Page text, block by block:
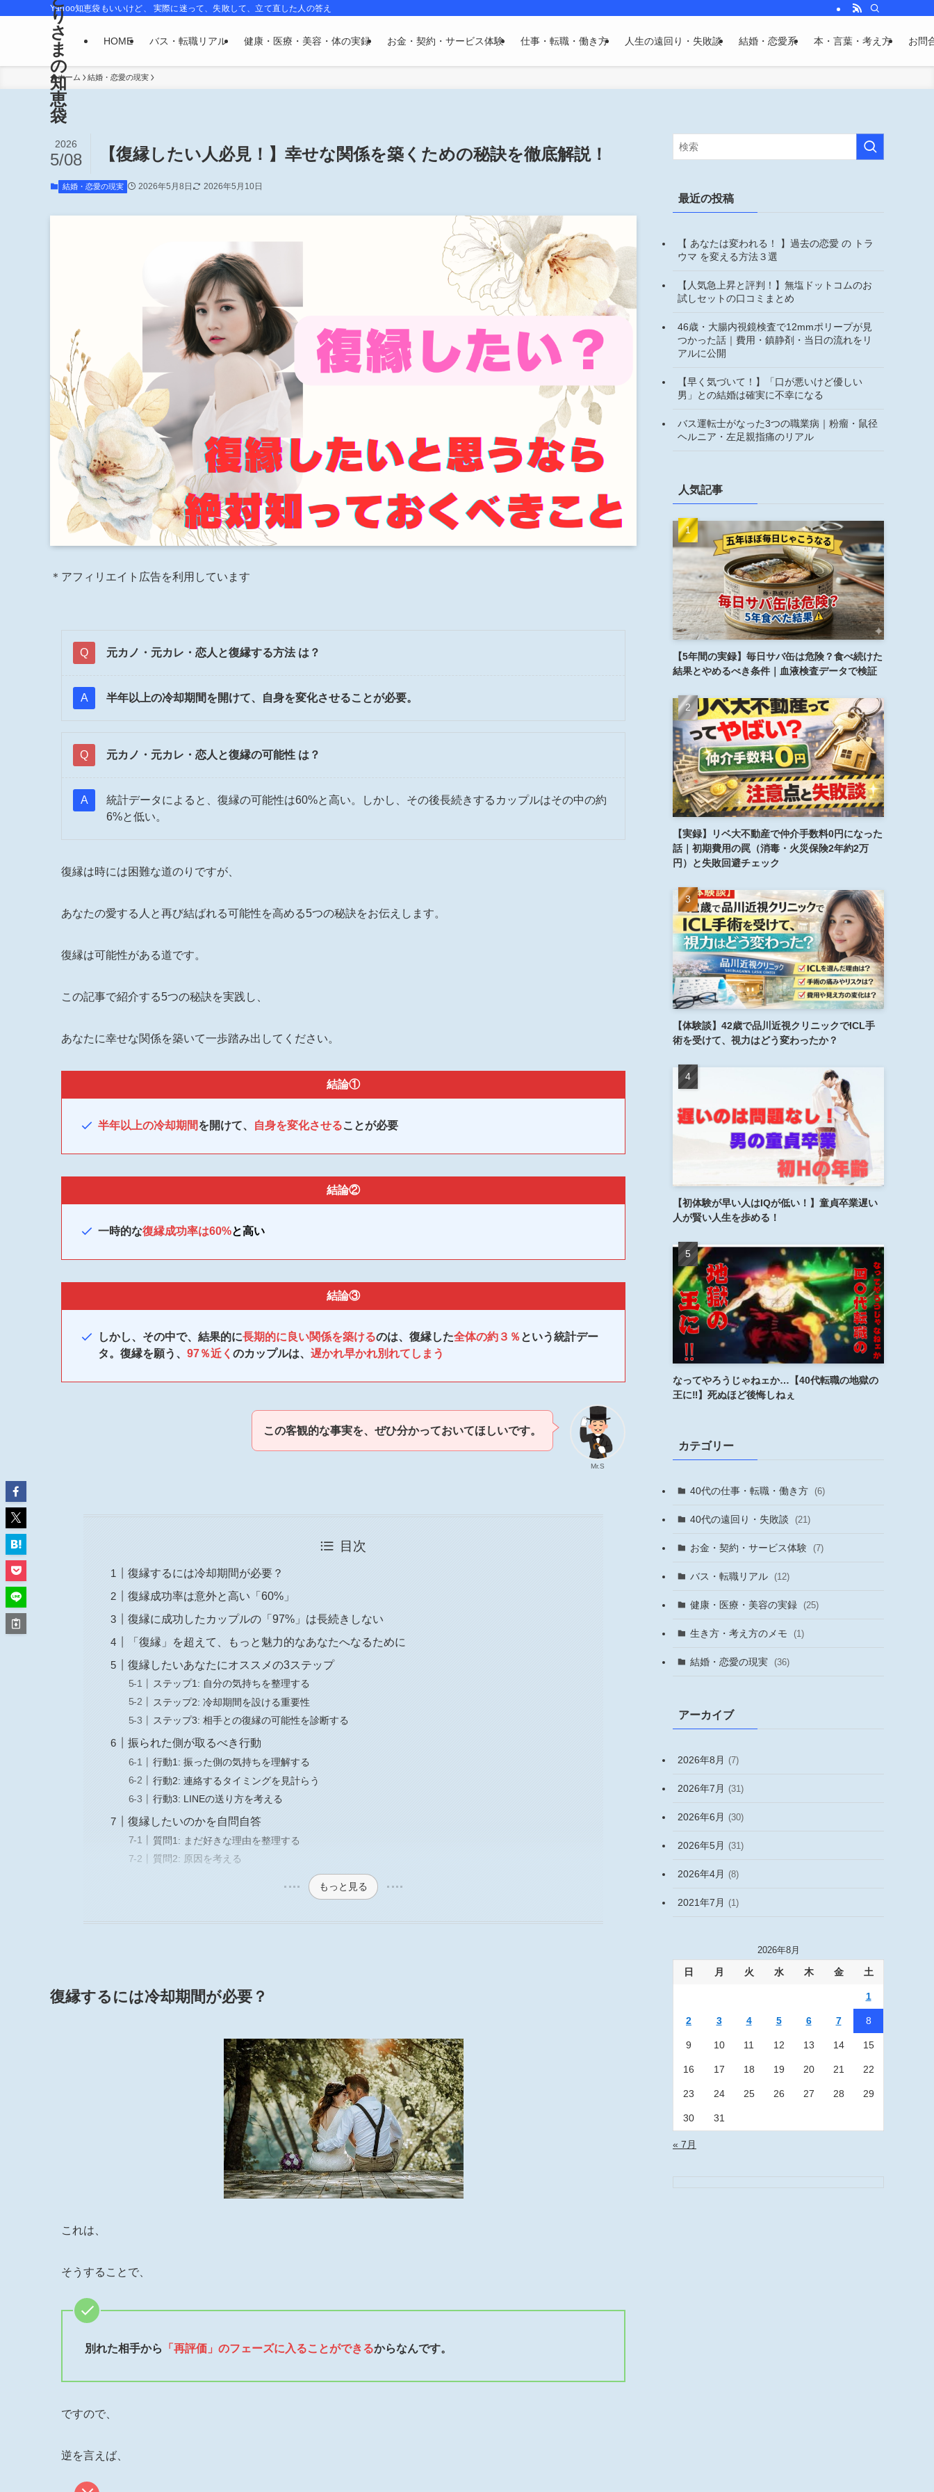
Yahoo知恵袋もいいけど、 実際に迷って、失敗して、立て直した人の答え
り
さ
ま
の
知
恵
袋
HOME バス・転職リアル 健康・医療・美容・体の実録 お金・契約・サービス体験 仕事・転職・働き方 人生の遠回り・失敗談 結婚・恋愛系 本・言葉・考え方 お問
ホーム 結婚・恋愛の現実
【復縁したい人必見！】幸せな関係を築くための秘訣を徹底解説！
2026
5/08
結婚・恋愛の現実 2026年5月8日 2026年5月10日
＊アフィリエイト広告を利用しています
元カノ・元カレ・恋人と復縁する方法 は？
半年以上の冷却期間を開けて、自身を変化させることが必要。
元カノ・元カレ・恋人と復縁の可能性 は？
統計データによると、復縁の可能性は60%と高い。しかし、その後長続きするカップルはその中の約
6%と低い。
復縁は時には困難な道のりですが、
あなたの愛する人と再び結ばれる可能性を高める5つの秘訣をお伝えします。
復縁は可能性がある道です。
この記事で紹介する5つの秘訣を実践し、
あなたに幸せな関係を築いて一歩踏み出してください。
結論①
半年以上の冷却期間を開けて、 自身を変化させることが必要
結論②
一時的な復縁成功率は60%と高い
結論③
しかし、その中で、結果的に長期的に良い関係を築けるのは、復縁した全体の約３％ という統計デー
タ。復縁を願う、 97％近く のカップルは、 遅かれ早かれ別れてしまう
Mr.S
この客観的な事実を、ぜひ分かっておいてほしいです。
目次
復縁するには冷却期間が必要？
復縁成功率は意外と高い「60%」
復縁に成功したカップルの「97%」は長続きしない
「復縁」を超えて、もっと魅力的なあなたへなるために
復縁したいあなたにオススメの3ステップ
ステップ1: 自分の気持ちを整理する
ステップ2: 冷却期間を設ける重要性
ステップ3: 相手との復縁の可能性を診断する
振られた側が取るべき行動
行動1: 振った側の気持ちを理解する
行動2: 連絡するタイミングを見計らう
行動3: LINEの送り方を考える
復縁したいのかを自問自答
質問1: まだ好きな理由を整理する
質問2: 原因を考える
もっと見る
復縁するには冷却期間が必要？
これは、
そうすることで、
別れた相手から 「再評価」のフェーズに入ることができるからなんです。
ですので、
逆を言えば、
最近の投稿
【 あなたは変われる！ 】過去の恋愛 の トラ
ウマ を変える方法３選
【人気急上昇と評判！】無塩ドットコムのお
試しセットの口コミまとめ
46歳・大腸内視鏡検査で12mmポリープが見
つかった話｜費用・鎮静剤・当日の流れをリ
アルに公開
【早く気づいて！】「口が悪いけど優しい
男」との結婚は確実に不幸になる
バス運転士がなった3つの職業病｜粉瘤・鼠径
ヘルニア・左足親指痛のリアル
人気記事
【5年間の実録】毎日サバ缶は危険？食べ続けた
結果とやめるべき条件｜血液検査データで検証
【実録】リベ大不動産で仲介手数料0円になった
話｜初期費用の罠（消毒・火災保険2年約2万
円）と失敗回避チェック
【体験談】42歳で品川近視クリニックでICL手
術を受けて、視力はどう変わったか？
【初体験が早い人はIQが低い！】童貞卒業遅い
人が賢い人生を歩める！
なってやろうじゃねェか…【40代転職の地獄の
王に‼︎】死ぬほど後悔しねぇ
カテゴリー
40代の仕事・転職・働き方 (6)
40代の遠回り・失敗談 (21)
お金・契約・サービス体験 (7)
バス・転職リアル (12)
健康・医療・美容の実録 (25)
生き方・考え方のメモ (1)
結婚・恋愛の現実 (36)
アーカイブ
2026年8月 (7)
2026年7月 (31)
2026年6月 (30)
2026年5月 (31)
2026年4月 (8)
2021年7月 (1)
2026年8月
日 月 火 水 木 金 土
1
2 3 4 5 6 7 8
9 10 11 12 13 14 15
16 17 18 19 20 21 22
23 24 25 26 27 28 29
30 31
« 7月